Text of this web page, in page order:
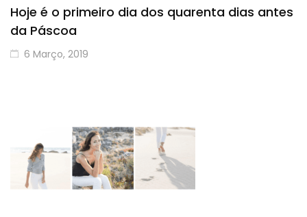
Hoje é o primeiro dia dos quarenta dias antes
da Páscoa
6 Março, 2019